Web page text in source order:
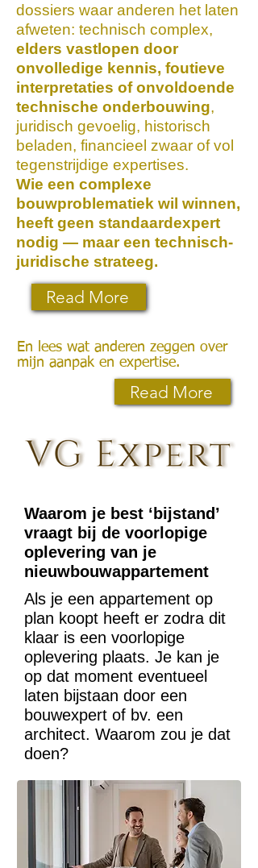
dossiers waar anderen het laten
afweten: technisch complex,
elders vastlopen door
onvolledige kennis, foutieve
interpretaties of onvoldoende
technische onderbouwing,
juridisch gevoelig, historisch
beladen, financieel zwaar of vol
tegenstrijdige expertises.
Wie een complexe
bouwproblematiek wil winnen,
heeft geen standaardexpert
nodig — maar een technisch-
juridische strateeg.
Read More
En lees wat anderen zeggen over
mijn aanpak en expertise.
Read More
Waarom je best ‘bijstand’
vraagt bij de voorlopige
oplevering van je
nieuwbouwappartement
Als je een appartement op
plan koopt heeft er zodra dit
klaar is een voorlopige
oplevering plaats. Je kan je
op dat moment eventueel
laten bijstaan door een
bouwexpert of bv. een
architect. Waarom zou je dat
doen?